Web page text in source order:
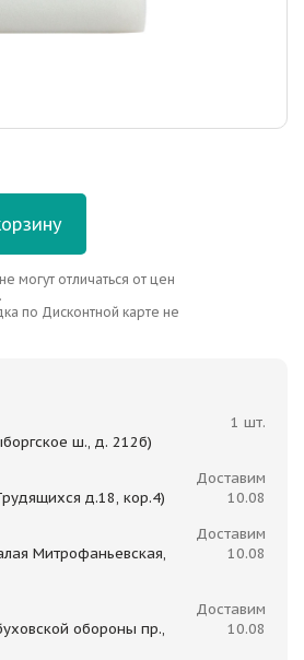
могут отличаться от цен
по Дисконтной карте не
ш., д. 212б)
1 шт.
д.18, кор.4)
Доставим
10.08
Митрофаньевская,
Доставим
10.08
обороны пр.,
Доставим
10.08